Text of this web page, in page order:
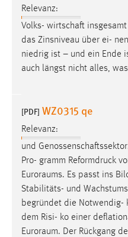
Relevanz:
Volks- wirtschaft
das Zinsniveau über ei-
niedrig ist – und ein Ende
auch längst nicht alles,
[PDF] WZ0315 qe
Relevanz:
und
Pro- gramm Reformdruck
Euroraums. Es passt ins
Stabilitäts- und
begründet die Notwendig-
dem Risi- ko einer
Euroraum. Der Rückgang
Max. 13 Monate
MARKETING
Marketing Cookies
hinweg verfolgen.
Google Ads
Name:
_gcl_au
Anbieter:
Google Ireland Limited